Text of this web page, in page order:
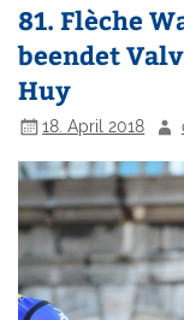
81. Flèche
beendet
Huy
18. April 2018